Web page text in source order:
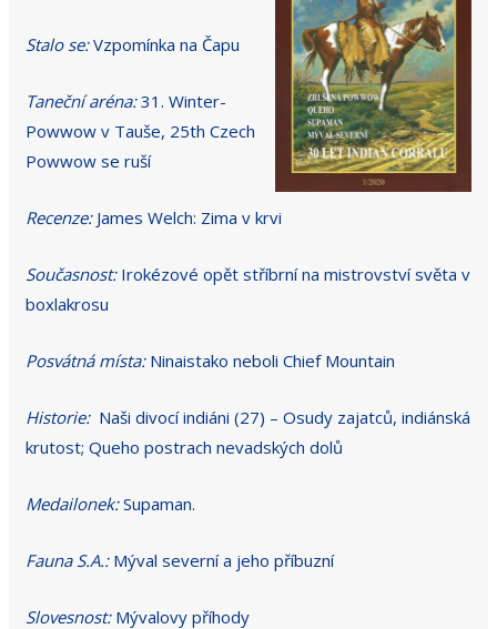
Stalo se:Vzpomínka na Čapu
Taneční aréna:31. Winter-
Powwow v Tauše, 25th Czech
Powwow se ruší
Recenze:James Welch: Zima v krvi
Současnost:Irokézové opět stříbrní na mistrovství světa v
boxlakrosu
Posvátná místa:Ninaistako neboli Chief Mountain
Historie:Naši divocí indiáni (27) – Osudy zajatců, indiánská
krutost; Queho postrach nevadských dolů
Medailonek:Supaman.
Fauna S.A.:Mýval severní a jeho příbuzní
Slovesnost:Mývalovy příhody